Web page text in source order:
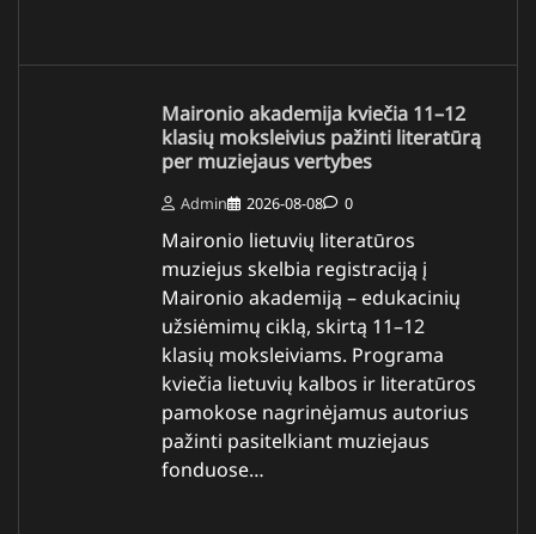
Maironio akademija kviečia 11–12
klasių moksleivius pažinti literatūrą
per muziejaus vertybes
Admin 2026-08-08 0
Maironio lietuvių literatūros
muziejus skelbia registraciją į
Maironio akademiją – edukacinių
užsiėmimų ciklą, skirtą 11–12
klasių moksleiviams. Programa
kviečia lietuvių kalbos ir literatūros
pamokose nagrinėjamus autorius
pažinti pasitelkiant muziejaus
fonduose…